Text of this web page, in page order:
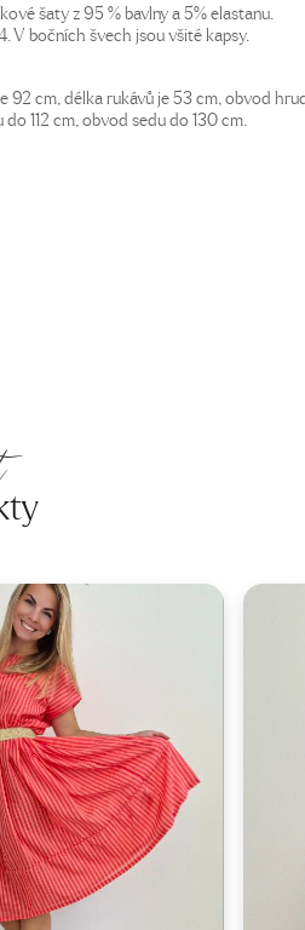
šaty z 95 % bavlny a 5% elastanu.
V bočních švech jsou všité kapsy.
92 cm, délka rukávů je 53 cm, obvod
112 cm, obvod sedu do 130 cm.